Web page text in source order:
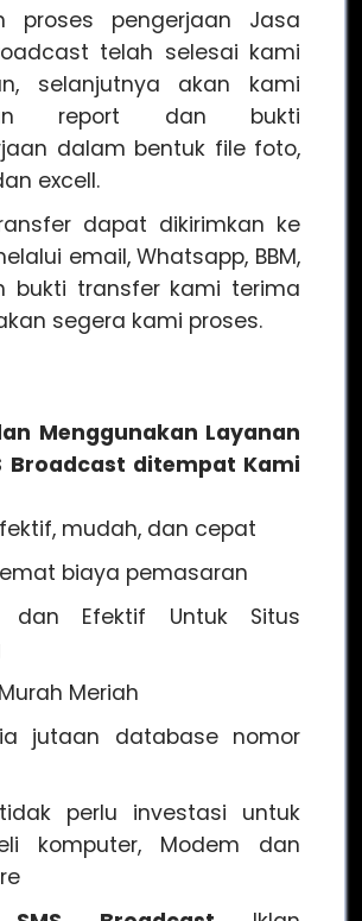
proses pengerjaan Jasa
telah selesai kami
selanjutnya akan kami
report dan bukti
dalam bentuk file foto,
excell.
dapat dikirimkan ke
email, Whatsapp, BBM,
bukti transfer kami terima
segera kami proses.
Menggunakan Layanan
Broadcast ditempat Kami
mudah, dan cepat
biaya pemasaran
dan Efektif Untuk Situs
Meriah
jutaan database nomor
perlu investasi untuk
komputer, Modem dan